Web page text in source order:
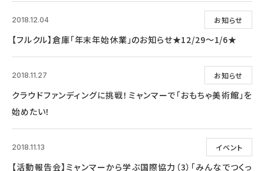
お知らせ
2018.12.04
【フルクル】倉庫「年末年始休業」のお知らせ★12/29～1/6★
お知らせ
2018.11.27
クラウドファンディングに挑戦！ミャンマーで「おもちゃ美術館」を
始めたい！
イベント
2018.11.13
【活動報告会】ミャンマーから学ぶ国際協力（3）「みんなでつくっ